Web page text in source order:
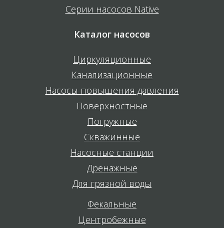
Серии насосов Native
Каталог насосов
Циркуляционные
Канализационные
Насосы повышения давления
Поверхностные
Погружные
Скважинные
Насосные станции
Дренажные
Для грязной воды
Фекальные
Центробежные